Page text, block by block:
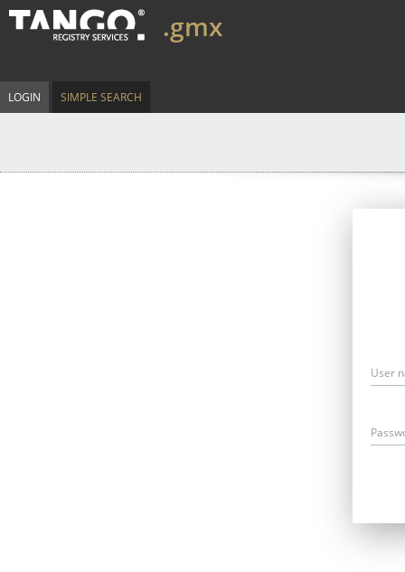
.gmx
LOGIN SIMPLE SEARCH
User